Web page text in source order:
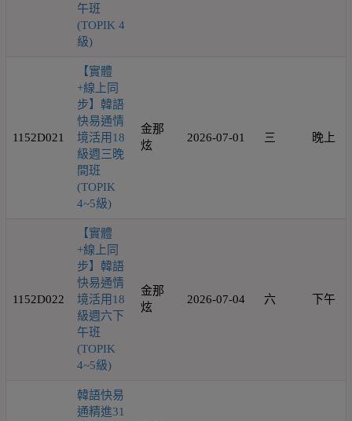
午班
(TOPIK 4
級)
1152D021
【實體
+線上同
步】韓語
快易通情
境活用18
級週三晚
間班
(TOPIK
4~5級)
金那
炫
2026-07-01 三 晚上
1152D022
【實體
+線上同
步】韓語
快易通情
境活用18
級週六下
午班
(TOPIK
4~5級)
金那
炫
2026-07-04 六 下午
韓語快易
通精進31